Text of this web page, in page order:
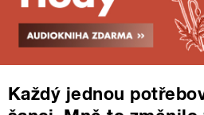
Každý jednou